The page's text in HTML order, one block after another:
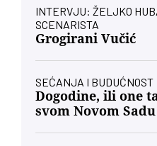
INTERVJU: ŽELJKO
SCENARISTA
Grogirani Vučić
SEĆANJA I BUDUĆNOST
Dogodine, ili one
svom Novom Sadu